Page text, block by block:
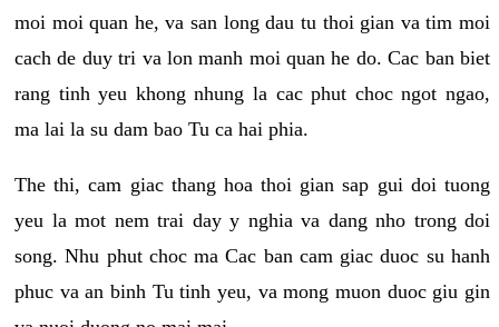
moi moi quan he, va san long dau tu thoi gian va tim moi
cach de duy tri va lon manh moi quan he do. Cac ban biet
rang tinh yeu khong nhung la cac phut choc ngot ngao,
ma lai la su dam bao Tu ca hai phia.
The thi, cam giac thang hoa thoi gian sap gui doi tuong
yeu la mot nem trai day y nghia va dang nho trong doi
song. Nhu phut choc ma Cac ban cam giac duoc su hanh
phuc va an binh Tu tinh yeu, va mong muon duoc giu gin